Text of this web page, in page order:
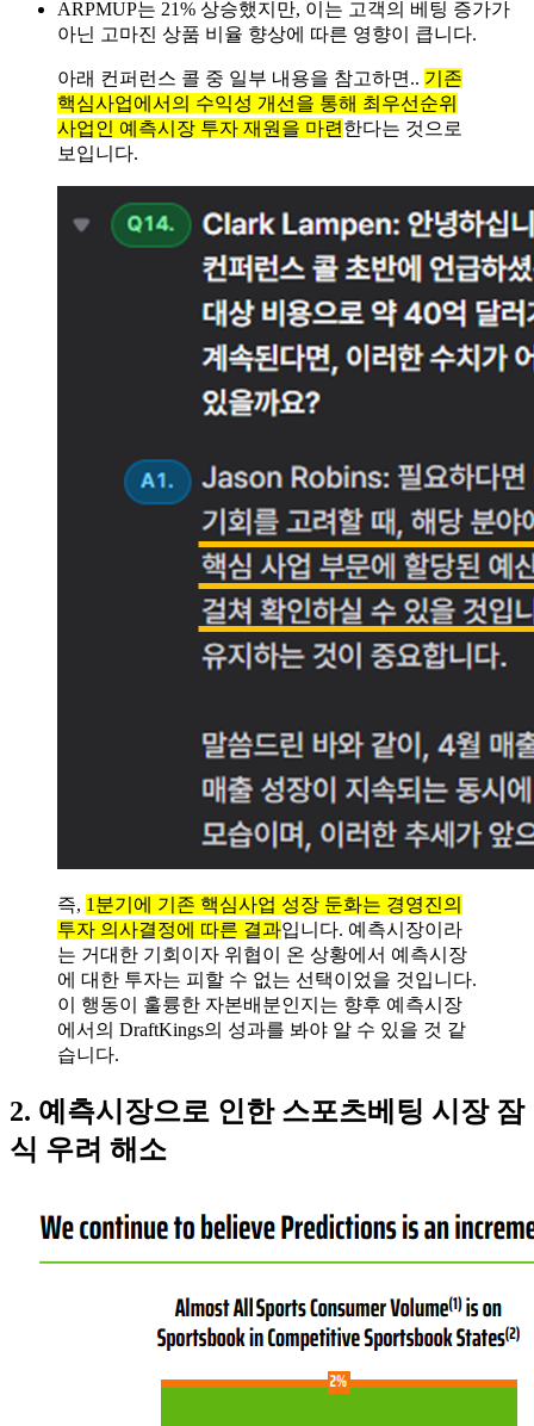
ARPMUP는 21% 상승했지만, 이는 고객의 베팅 증가가
아닌 고마진 상품 비율 향상에 따른 영향이 큽니다.
아래 컨퍼런스 콜 중 일부 내용을 참고하면.. 기존
핵심사업에서의 수익성 개선을 통해 최우선순위
사업인 예측시장 투자 재원을 마련 한다는 것으로
보입니다.
즉, 1분기에 기존 핵심사업 성장 둔화는 경영진의
투자 의사결정에 따른 결과입니다. 예측시장이라
는 거대한 기회이자 위협이 온 상황에서 예측시장
에 대한 투자는 피할 수 없는 선택이었을 것입니다.
이 행동이 훌륭한 자본배분인지는 향후 예측시장
에서의 DraftKings의 성과를 봐야 알 수 있을 것 같
습니다.
2. 예측시장으로 인한 스포츠베팅 시장 잠
식 우려 해소